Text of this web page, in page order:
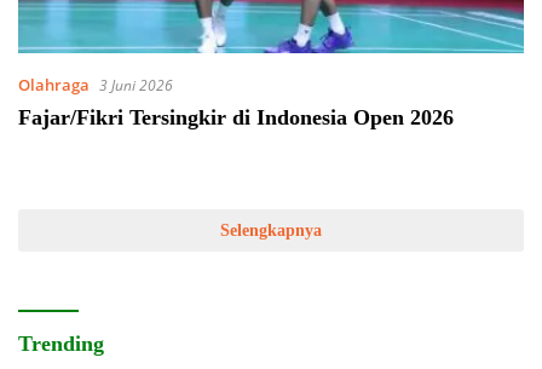
Olahraga 3 Juni 2026
Fajar/Fikri Tersingkir di Indonesia Open 2026
Selengkapnya
Trending